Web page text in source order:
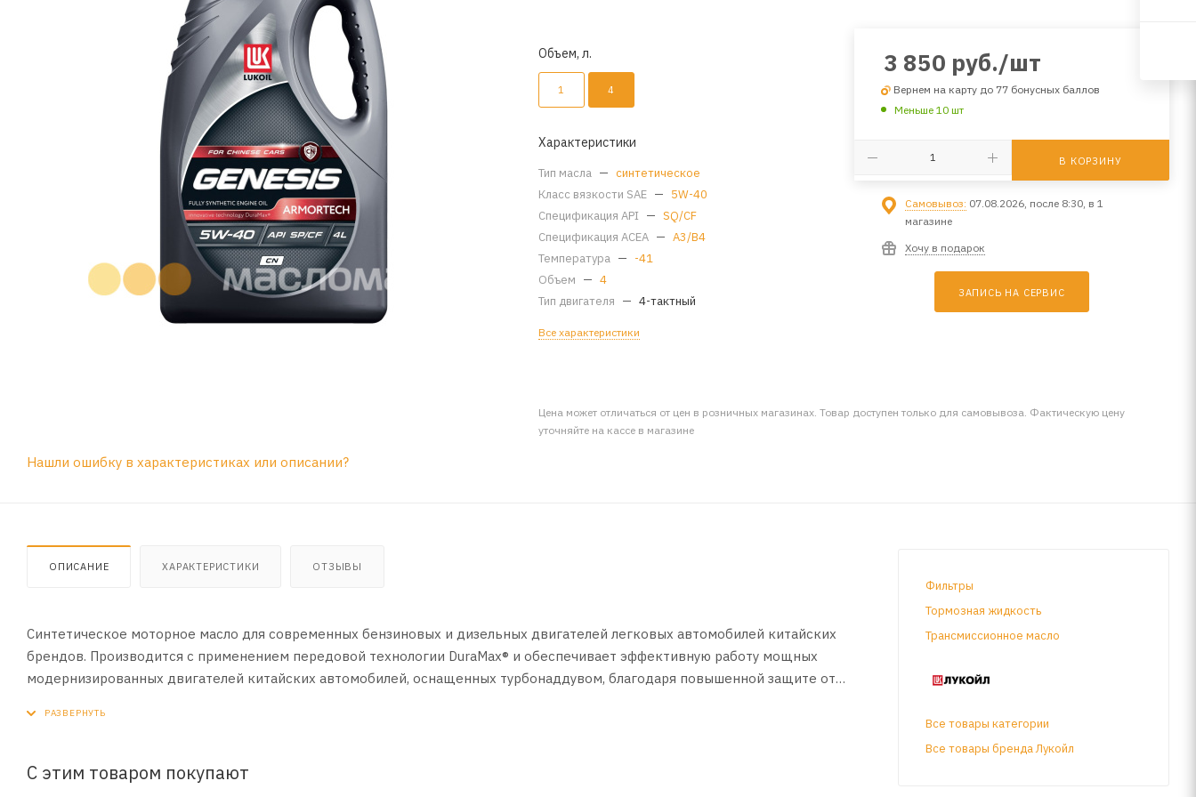
Объем, л.
1 4
Характеристики
Тип масла — синтетическое
Класс вязкости SAE — 5W-40
Спецификация API — SQ/CF
Спецификация ACEA — A3/B4
Температура — -41
Объем — 4
Тип двигателя — 4-тактный
Все характеристики
3 850 руб./шт
Вернем на карту до 77 бонусных баллов
Меньше 10 шт
В КОРЗИНУ
Самовывоз: 07.08.2026, после 8:30, в 1
магазине
Хочу в подарок
ЗАПИСЬ НА СЕРВИС
Цена может отличаться от цен в розничных магазинах. Товар доступен только для самовывоза. Фактическую цену
уточняйте на кассе в магазине
Нашли ошибку в характеристиках или описании?
ОПИСАНИЕ ХАРАКТЕРИСТИКИ ОТЗЫВЫ
Синтетическое моторное масло для современных бензиновых и дизельных двигателей легковых автомобилей китайских
брендов. Производится с применением передовой технологии DuraMax® и обеспечивает эффективную работу мощных
модернизированных двигателей китайских автомобилей, оснащенных турбонаддувом, благодаря повышенной защите от
Область применения:
С этим товаром покупают
Фильтры
Тормозная жидкость
Трансмиссионное масло
Все товары категории
Все товары бренда Лукойл